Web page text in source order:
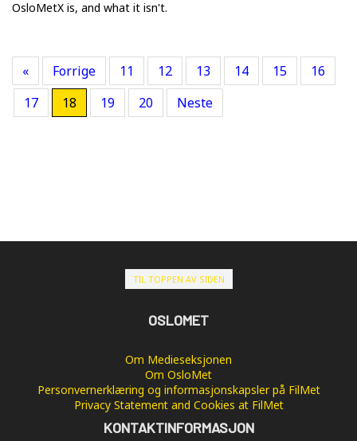
OsloMetX is, and what it isn't.
« Forrige 11 12 13 14 15
16
17
18 19 20 Neste
TIL TOPPEN AV SIDEN
OSLOMET
Om Medieseksjonen
Om OsloMet
Personvernerklæring og informasjonskapsler på FilMet
Privacy Statement and Cookies at FilMet
KONTAKTINFORMASJON